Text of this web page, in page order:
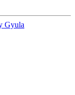
Gyula